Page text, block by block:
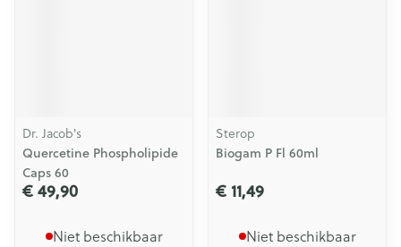
Dr. Jacob's
Quercetine Phospholipide
Caps 60
€ 49,90
Niet beschikbaar
Sterop
Biogam P Fl 60ml
€ 11,49
Niet beschikbaar